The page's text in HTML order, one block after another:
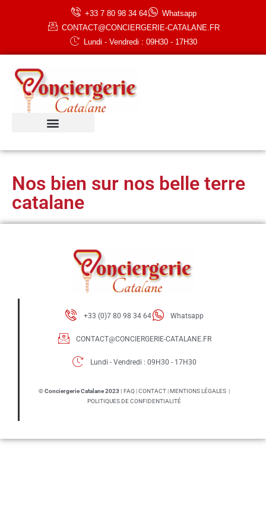
+33 7 80 98 34 64
Whatsapp
CONTACT@CONCIERGERIE-CATALANE.FR
Lundi - Vendredi : 09H30 - 17H30
Nos bien sur nos belle terre
catalane
+33 (0)7 80 98 34 64 Whatsapp
CONTACT@CONCIERGERIE-CATALANE.FR
Lundi - Vendredi : 09H30 - 17H30​
© Conciergerie Catalane 2023 | FAQ|CONTACT|MENTIONS LÉGALES|
POLITIQUES DE CONFIDENTIALITÉ